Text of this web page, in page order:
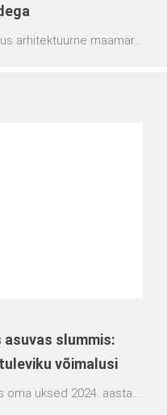
arhitektuurne maamärk:
Planeeritav
asuvas slummis:
võimalusi
oma uksed 2024. aasta